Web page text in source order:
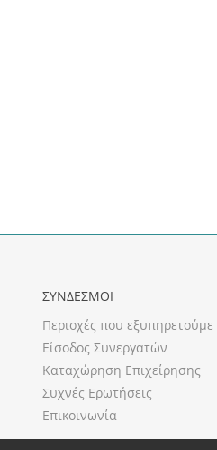
ΣΥΝΔΕΣΜΟΙ
Περιοχές που εξυπηρετούμε
Είσοδος Συνεργατών
Καταχώρηση Επιχείρησης
Συχνές Ερωτήσεις
Επικοινωνία